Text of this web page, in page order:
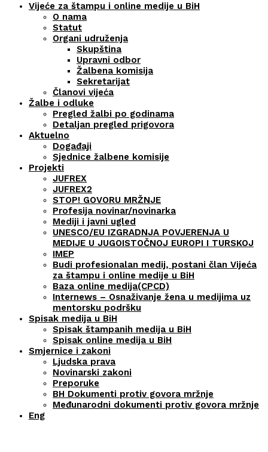
Vijeće za štampu i online medije u BiH
O nama
Statut
Organi udruženja
Skupština
Upravni odbor
Žalbena komisija
Sekretarijat
Članovi vijeća
Žalbe i odluke
Pregled žalbi po godinama
Detaljan pregled prigovora
Aktuelno
Događaji
Sjednice žalbene komisije
Projekti
JUFREX
JUFREX2
STOP! GOVORU MRŽNJE
Profesija novinar/novinarka
Mediji i javni ugled
UNESCO/EU IZGRADNJA POVJERENJA U
MEDIJE U JUGOISTOČNOJ EUROPI I TURSKOJ
IMEP
Budi profesionalan medij, postani član Vijeća
za štampu i online medije u BiH
Baza online medija(CPCD)
Internews – Osnaživanje žena u medijima uz
mentorsku podršku
Spisak medija u BiH
Spisak štampanih medija u BiH
Spisak online medija u BiH
Smjernice i zakoni
Ljudska prava
Novinarski zakoni
Preporuke
BH Dokumenti protiv govora mržnje
Međunarodni dokumenti protiv govora mržnje
Eng